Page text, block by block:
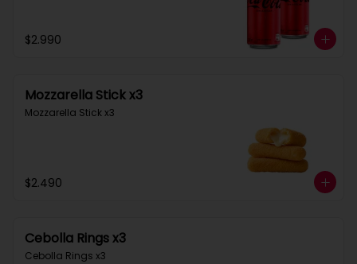
$2.990
Mozzarella Stick x3
Mozzarella Stick x3
$2.490
Cebolla Rings x3
Cebolla Rings x3